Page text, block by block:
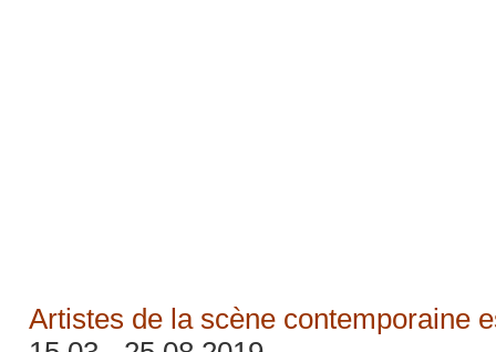
Artistes de la scène contemporaine